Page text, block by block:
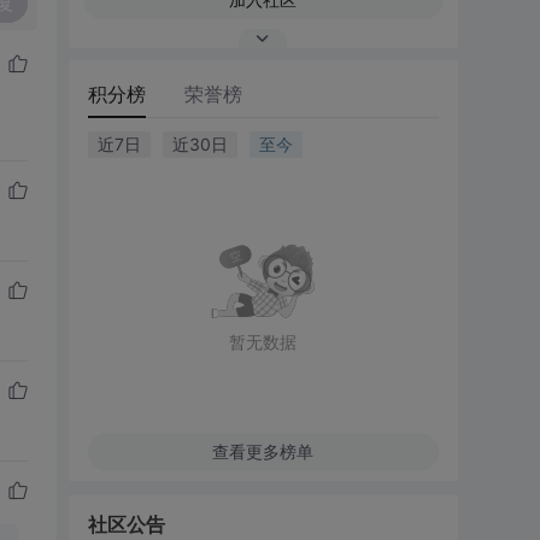
积分榜 荣誉榜
近7日 近30日 至今
暂无数据
查看更多榜单
社区公告